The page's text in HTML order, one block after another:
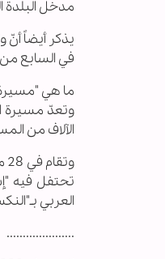
مدخل البلدة
يذكر أيضاً
في السابع من
ما هي "مسيرة
وتعدّ مسيرة
الآلاف من
العربي
.....................